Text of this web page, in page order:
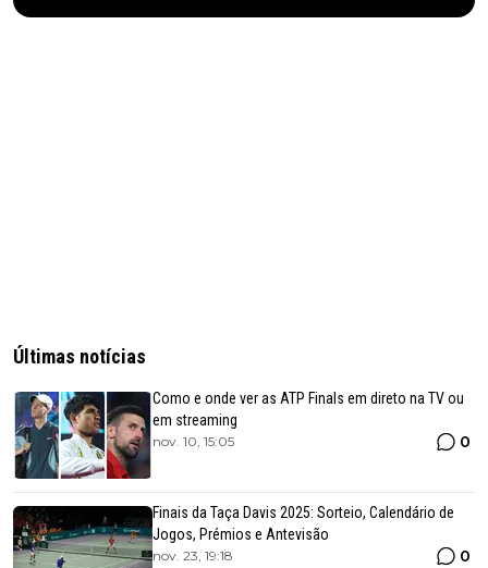
Últimas notícias
Como e onde ver as ATP Finals em direto na TV ou
em streaming
nov. 10, 15:05 0
Finais da Taça Davis 2025: Sorteio, Calendário de
Jogos, Prémios e Antevisão
nov. 23, 19:18 0